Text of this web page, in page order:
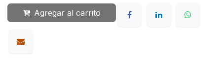
Agregar al carrito